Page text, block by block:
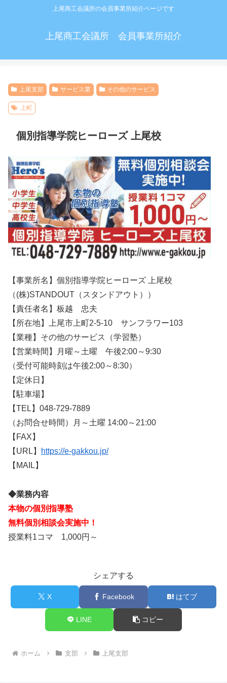
上尾商工会議所の会員事業所紹介ページです
上尾商工会議所 会員事業所紹介
上尾支部 サービス業 その他のサービス
上町
個別指導学院ヒーローズ 上尾校
【事業所名】個別指導学院ヒーローズ 上尾校
（(株)STANDOUT （スタンドアウト））
【責任者名】板越 忠夫
【所在地】上尾市上町2-5-10 サンフラワー103
【業種】その他のサービス（学習塾）
【営業時間】月曜～土曜 午後2:00～9:30
（受付可能時刻は午後2:00～8:30）
【定休日】
【駐車場】
【TEL】048-729-7889
（お問合せ時間）月～土曜 14:00～21:00
【FAX】
【URL】
https://e-gakkou.jp/
【MAIL】
◆業務内容
本物の個別指導塾
無料個別相談会実施中！
授業料1コマ 1,000円～
シェアする
X Facebook はてブ
LINE コピー
ホーム 支部 上尾支部